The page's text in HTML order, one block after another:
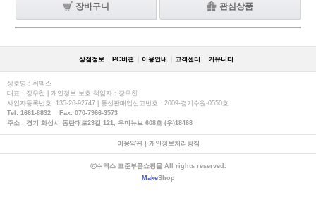
장바구니 관심상품
상점정보 PC버젼 이용안내 고객센터 커뮤니티
상호명 : 쉬멕스
대표 : 장우천 | 개인정보 보호 책임자 : 장우천
사업자등록번호 :135-26-92747 | 통신판매업신고번호 : 2009-경기수원-0550호
Tel: 1661-8832 Fax: 070-7966-3573
주소 : 경기 화성시 동탄대로23길 121, 우미뉴브 608호 (우)18468
이용약관| 개인정보처리방침
ⓒ쉬멕스 표준부품쇼핑몰 All rights reserved.
MakeShop